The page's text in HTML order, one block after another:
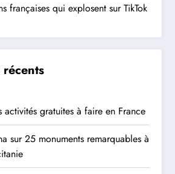
françaises qui explosent sur TikTok
activités gratuites à faire en France
sur25 monuments remarquables à